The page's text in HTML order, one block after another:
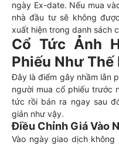
ngày Ex-date. Nếu mua
nhà đầu tư sẽ không
xuất hiện trong danh sách
Cổ Tức Ảnh
Phiếu Như Thế
Đây là điểm gây nhầm lẫn
người mua cổ phiếu trước
tức rồi bán ra ngay sau
giản như vậy.
Điều Chỉnh Giá Vào
Vào ngày giao dịch